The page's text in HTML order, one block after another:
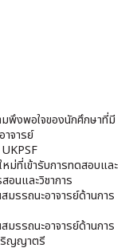
มพึงพอใจของนักศึกษาที่มี
าจารย์
หม่ที่เข้ารับการทดสอบและ
อนและวิชาการ
มรรถนะอาจารย์ด้านการ
มรรถนะอาจารย์ด้านการ
ริญญาตรี